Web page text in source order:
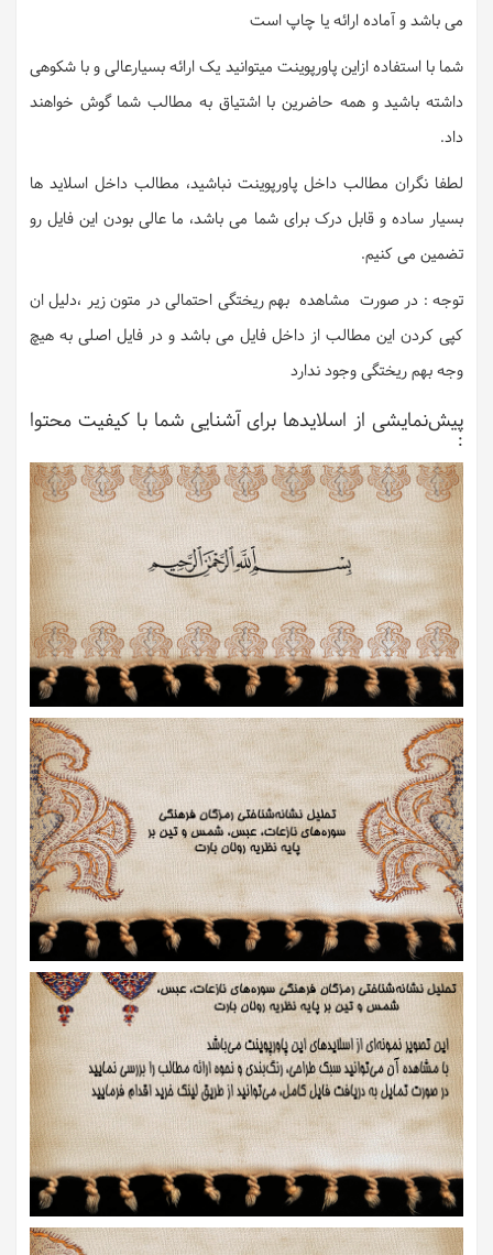
می باشد و آماده ارائه یا چاپ است
شما با استفاده ازاین پاورپوینت میتوانید یک ارائه بسیارعالی و با شکوهی
داشته باشید و همه حاضرین با اشتیاق به مطالب شما گوش خواهند
داد.
لطفا نگران مطالب داخل پاورپوینت نباشید، مطالب داخل اسلاید ها
بسیار ساده و قابل درک برای شما می باشد، ما عالی بودن این فایل رو
تضمین می کنیم.
توجه : در صورت مشاهده بهم ریختگی احتمالی در متون زیر ،دلیل ان
کپی کردن این مطالب از داخل فایل می باشد و در فایل اصلی به هیچ
وجه بهم ریختگی وجود ندارد
پیش‌نمایشی از اسلایدها برای آشنایی شما با کیفیت محتوا
: